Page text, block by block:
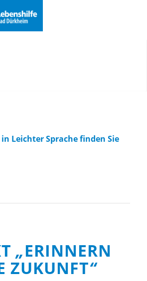
/ Wir /
Zukunft“
Leichter Sprache finden Sie
„ERINNERN
ZUKUNFT“